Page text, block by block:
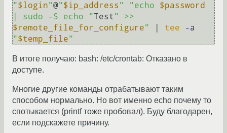
"$login"@"$ip_address " "echo $password
| sudo -S echo "Test
$remote_file_for_configure" tee
"$temp_file"
В итоге получаю: bash: /etc/crontab: Отказано в
доступе.
Многие другие команды отрабатывают таким
способом нормально. Но вот именно echo почему то
спотыкается (printf тоже пробовал). Буду благодарен,
если подскажете причину.